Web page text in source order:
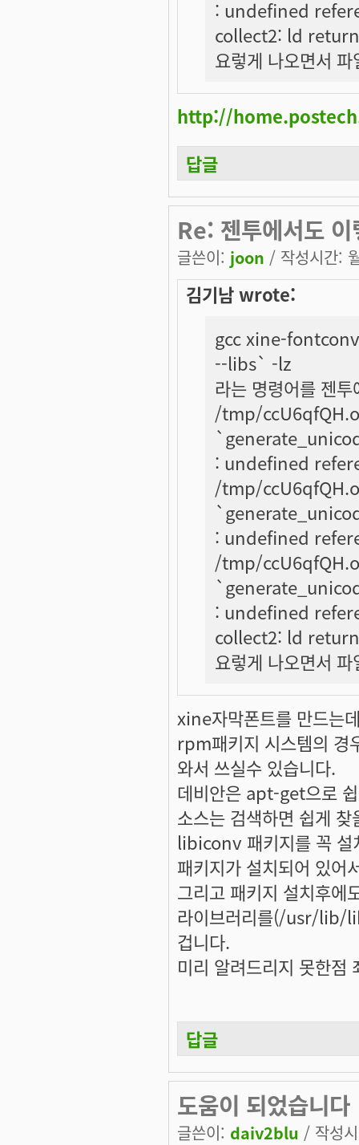
: undefined
collect2: ld
요렇게 나오면서
http://
답글
Re: 젠투에서도
글쓴이: joon / 작성시간:
김기남 wrote:
gcc xine-
--libs` -lz
라는 명령어를 젠
/tmp/
: undefined
/tmp/
: undefined
/tmp/
: undefined
collect2: ld
요렇게 나오면서
xine자막폰트를 만드는
rpm패키지 시스템의 경
와서 쓰실수 있습니다.
데비안은 apt-get으로
소스는 검색하면 쉽게
libiconv 패키지를 꼭 설
패키지가 설치되어 있어
그리고 패키지 설치후
라이브러리를(/usr/lib/
겁니다.
미리 알려드리지 못한점
답글
도움이 되었습니다
글쓴이: daiv2blu / 작성